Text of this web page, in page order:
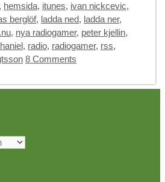
, hemsida, itunes, ivan nickcevic,
berglöf, ladda ned, ladda ner,
, nya radiogamer, peter kjellin,
, radio, radiogamer, rss,
8 Comments